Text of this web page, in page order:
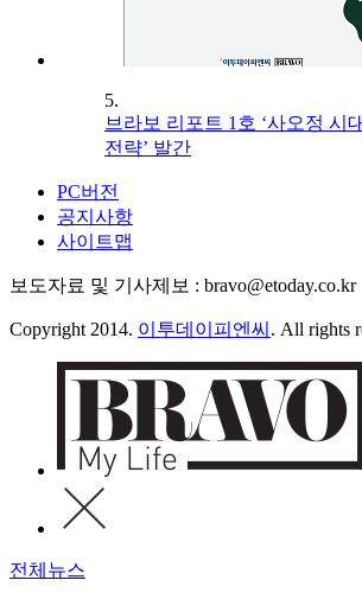
5.
브라보 리포트 1호 ‘사오정 시
전략’ 발간
PC버전
공지사항
사이트맵
보도자료 및 기사제보 : bravo@etoday.co.kr
Copyright 2014. 이투데이피엔씨 . All rights
전체뉴스